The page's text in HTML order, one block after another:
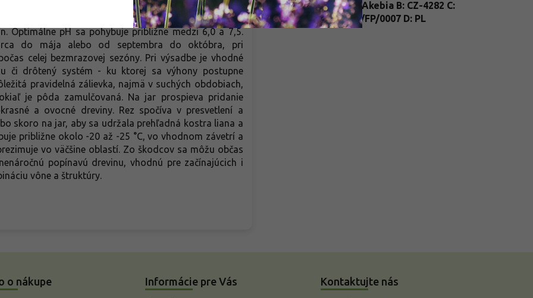
vetrom. Akebia znáša aj ľahký tieň, ale v teplejších
lepšie. Pôda má byť priepustná, humózna až hlinitá,
Optimálne pH sa pohybuje približne medzi 6,0 a 7,5.
do mája alebo od septembra do októbra, pri
celej bezmrazovej sezóny. Pri výsadbe je vhodné
či drôtený systém - ku ktorej sa výhony postupne
pravidelná zálievka, najmä v suchých obdobiach,
je pôda zamulčovaná. Na jar prospieva pridanie
a ovocné dreviny. Rez spočíva v presvetlení a
skoro na jar, aby sa udržala prehľadná kostra liana a
približne okolo -20 až -25 °C, vo vhodnom závetrí a
vo väčšine oblastí. Zo škodcov sa môžu občas
popínavú drevinu, vhodnú pre začínajúcich i
vône a štruktúry.
Plant Passport 2:
A: Akebia B: CZ-4282 C:
26/FP/0007 D: PL
o nákupe Informácie pre Vás Kontaktujte nás